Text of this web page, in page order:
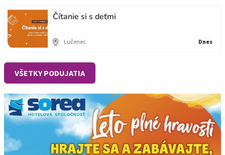
Čítanie si s deťmi
Lučenec Dnes
VŠETKY PODUJATIA